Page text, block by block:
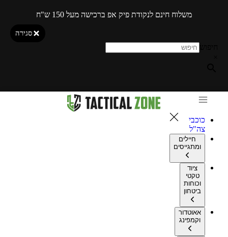
משלוח חינם לנקודת פיק אפ ברכישה מעל 150 ש"ח
סגירה
כוכבי
צה"ל
חיילים
ומתגייסים
ציוד
טקטי
וכוחות
ביטחון
אאוטדור
וקמפינג